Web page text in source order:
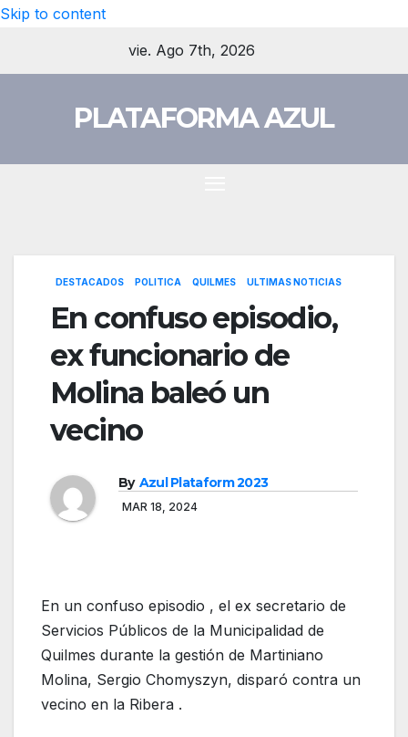
Skip to content
vie. Ago 7th, 2026
PLATAFORMA AZUL
DESTACADOS POLITICA QUILMES ULTIMAS NOTICIAS
En confuso episodio,
ex funcionario de
Molina baleó un
vecino
By Azul Plataform 2023
MAR 18, 2024
En un confuso episodio , el ex secretario de
Servicios Públicos de la Municipalidad de
Quilmes durante la gestión de Martiniano
Molina, Sergio Chomyszyn, disparó contra un
vecino en la Ribera .